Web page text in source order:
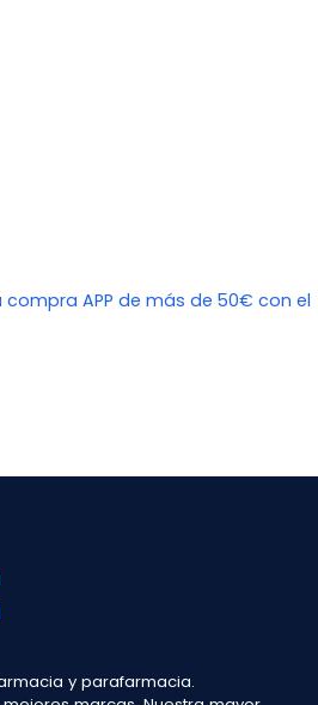
compra APP de más de 50€ con el
y parafarmacia.